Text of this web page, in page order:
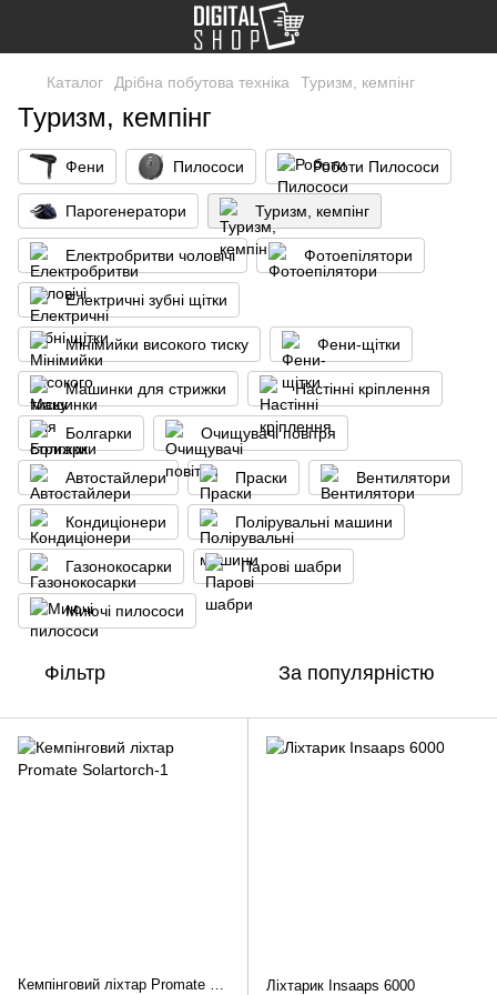
Каталог Дрібна побутова техніка Туризм, кемпінг
Туризм, кемпінг
Фени Пилососи Роботи Пилососи
Парогенератори Туризм, кемпінг
Електробритви чоловічі Фотоепілятори
Електричні зубні щітки
Мінімийки високого тиску Фени-щітки
Машинки для стрижки Настінні кріплення
Болгарки Очищувачі повітря
Автостайлери Праски Вентилятори
Кондиціонери Полірувальні машини
Газонокосарки Парові шабри
Миючі пилососи
Фільтр За популярністю
Кемпінговий ліхтар Promate Solartorch-1 Ліхтарик Іnsaaps 6000